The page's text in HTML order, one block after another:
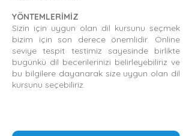
YÖNTEMLERİMİZ
Sizin için uygun olan dil kursunu seçmek
bizim için son derece önemlidir. Online
seviye tespit testimiz sayesinde birlikte
bugünkü dil becerilerinizi belirleyebiliriz ve
bu bilgilere dayanarak size uygun olan dil
kursunu seçebiliriz.